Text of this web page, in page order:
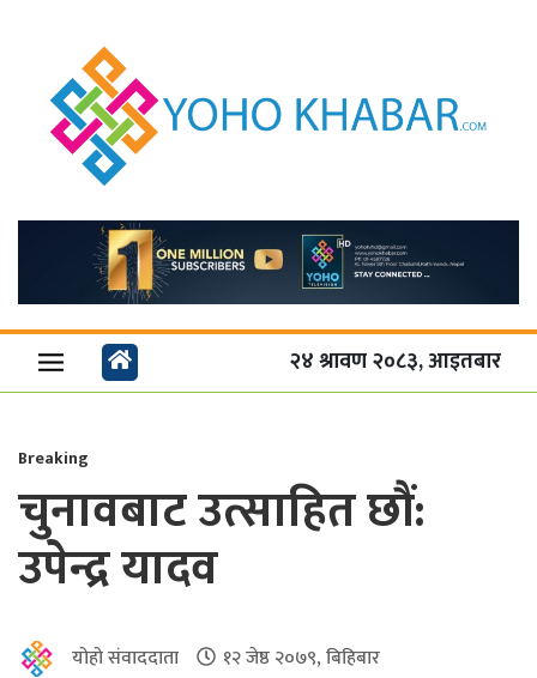
२४ श्रावण २०८३, आइतबार
Breaking
चुनावबाट उत्साहित छौं:
उपेन्द्र यादव
योहो संवाददाता १२ जेष्ठ २०७९, बिहिबार